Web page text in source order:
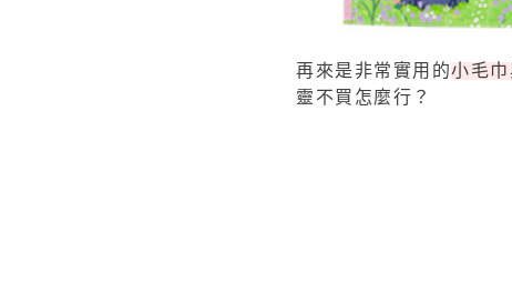
再來是非常實用的小毛巾
靈不買怎麼行？